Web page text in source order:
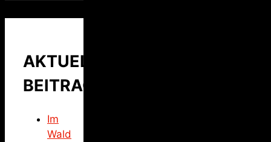
AKTUELLER
BEITRAG
Im
Wald